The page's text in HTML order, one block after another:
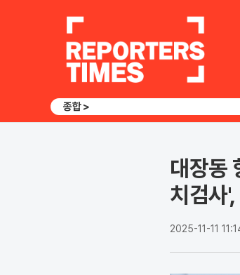
종합 >
대장동
치검사
2025-11-11